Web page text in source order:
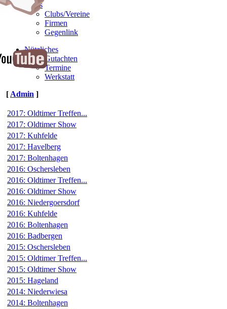
Links
Clubs/Vereine
Firmen
Gegenlink
Nützliches
Gutachten
Termine
Werkstatt
[ Admin ]
2017: Oldtimer Treffen...
2017: Oldtimer Show
2017: Kuhfelde
2017: Havelberg
2017: Boltenhagen
2016: Oschersleben
2016: Oldtimer Treffen...
2016: Oldtimer Show
2016: Niedergoersdorf
2016: Kuhfelde
2016: Boltenhagen
2016: Badbergen
2015: Oschersleben
2015: Oldtimer Treffen...
2015: Oldtimer Show
2015: Hageland
2014: Niederwiesa
2014: Boltenhagen